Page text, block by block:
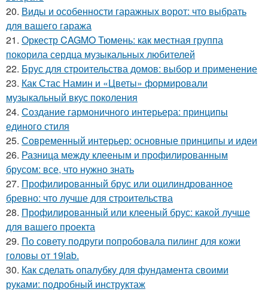
20. Виды и особенности гаражных ворот: что выбрать
для вашего гаража
21. Оркестр CAGMO Тюмень: как местная группа
покорила сердца музыкальных любителей
22. Брус для строительства домов: выбор и применение
23. Как Стас Намин и «Цветы» формировали
музыкальный вкус поколения
24. Создание гармоничного интерьера: принципы
единого стиля
25. Современный интерьер: основные принципы и идеи
26. Разница между клееным и профилированным
брусом: все, что нужно знать
27. Профилированный брус или оцилиндрованное
бревно: что лучше для строительства
28. Профилированный или клееный брус: какой лучше
для вашего проекта
29. По совету подруги попробовала пилинг для кожи
головы от 19lab.
30. Как сделать опалубку для фундамента своими
руками: подробный инструктаж